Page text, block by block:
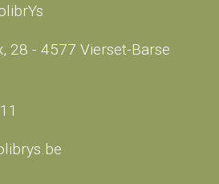
28 - 4577 Vierset-Barse